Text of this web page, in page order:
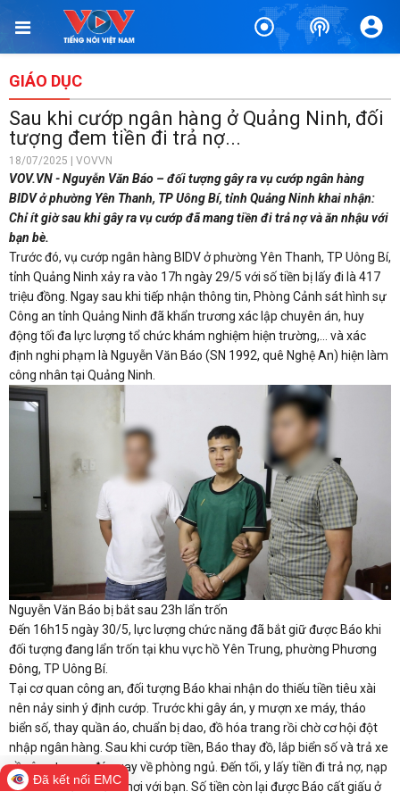
GIÁO DỤC
Sau khi cướp ngân hàng ở Quảng Ninh, đối
tượng đem tiền đi trả nợ...
18/07/2025 | VOVVN
VOV.VN - Nguyễn Văn Báo – đối tượng gây ra vụ cướp ngân hàng
BIDV ở phường Yên Thanh, TP Uông Bí, tỉnh Quảng Ninh khai nhận:
Chỉ ít giờ sau khi gây ra vụ cướp đã mang tiền đi trả nợ và ăn nhậu với
bạn bè.
Trước đó, vụ cướp ngân hàng BIDV ở phường Yên Thanh, TP Uông Bí,
tỉnh Quảng Ninh xảy ra vào 17h ngày 29/5 với số tiền bị lấy đi là 417
triệu đồng. Ngay sau khi tiếp nhận thông tin, Phòng Cảnh sát hình sự
Công an tỉnh Quảng Ninh đã khẩn trương xác lập chuyên án, huy
động tối đa lực lượng tổ chức khám nghiệm hiện trường,... và xác
định nghi phạm là Nguyễn Văn Báo (SN 1992, quê Nghệ An) hiện làm
công nhân tại Quảng Ninh.
Nguyễn Văn Báo bị bắt sau 23h lẩn trốn
Đến 16h15 ngày 30/5, lực lượng chức năng đã bắt giữ được Báo khi
đối tượng đang lẩn trốn tại khu vực hồ Yên Trung, phường Phương
Đông, TP Uông Bí.
Tại cơ quan công an, đối tượng Báo khai nhận do thiếu tiền tiêu xài
nên nảy sinh ý định cướp. Trước khi gây án, y mượn xe máy, tháo
biển số, thay quần áo, chuẩn bị dao, đồ hóa trang rồi chờ cơ hội đột
nhập ngân hàng. Sau khi cướp tiền, Báo thay đồ, lắp biển số và trả xe
về công ty, sau đó quay về phòng ngủ. Đến tối, y lấy tiền đi trả nợ, nạp
vào tài khoản và ăn chơi với bạn. Số tiền còn lại được Báo cất giấu ở
Đã kết nối EMC